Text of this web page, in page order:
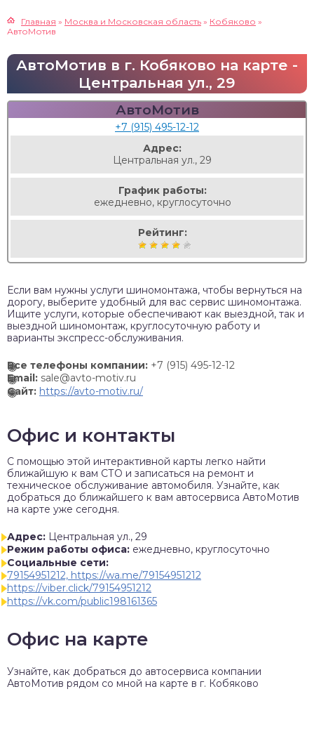
Главная » Москва и Московская область » Кобяково »
АвтоМотив
АвтоМотив в г. Кобяково на карте -
Центральная ул., 29
АвтоМотив
+7 (915) 495-12-12
Адрес:
Центральная ул., 29
График работы:
ежедневно, круглосуточно
Рейтинг:
Если вам нужны услуги шиномонтажа, чтобы вернуться на
дорогу, выберите удобный для вас сервис шиномонтажа.
Ищите услуги, которые обеспечивают как выездной, так и
выездной шиномонтаж, круглосуточную работу и
варианты экспресс-обслуживания.
Все телефоны компании: +7 (915) 495-12-12
Email: sale@avto-motiv.ru
Сайт: https://avto-motiv.ru/
Офис и контакты
C помощью этой интерактивной карты легко найти
ближайшую к вам СТО и записаться на ремонт и
техническое обслуживание автомобиля. Узнайте, как
добраться до ближайшего к вам автосервиса АвтоМотив
на карте уже сегодня.
Адрес: Центральная ул., 29
Режим работы офиса: ежедневно, круглосуточно
Социальные сети:
79154951212, https://wa.me/79154951212
https://viber.click/79154951212
https://vk.com/public198161365
Офис на карте
Узнайте, как добраться до автосервиса компании
АвтоМотив рядом со мной на карте в г. Кобяково